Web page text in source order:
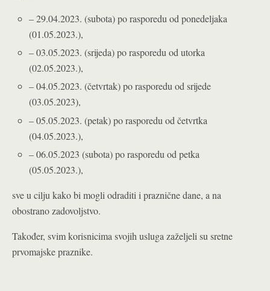
– 29.04.2023. (subota) po rasporedu od ponedeljaka
(01.05.2023.),
– 03.05.2023. (srijeda) po rasporedu od utorka
(02.05.2023.),
– 04.05.2023. (četvrtak) po rasporedu od srijede
(03.05.2023),
– 05.05.2023. (petak) po rasporedu od četvrtka
(04.05.2023.),
– 06.05.2023 (subota) po rasporedu od petka
(05.05.2023.),
sve u cilju kako bi mogli odraditi i praznične dane, a na
obostrano zadovoljstvo.
Također, svim korisnicima svojih usluga zaželjeli su sretne
prvomajske praznike.